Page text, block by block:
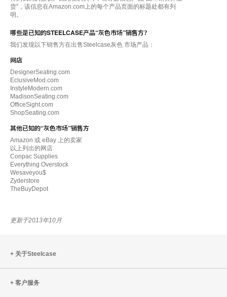
货”，该信息在Amazon.com上的每个产品页面的标题处都有列
明。
哪些是已知的STEELCASE产品“灰色市场”销售方？
我们发现以下销售方在出售Steelcase灰色 市场产品：
网店
DesignerSeating.com
EclusiveMod.com
InstyleModern.com
MadisonSeating.com
OfficeSight.com
ShopSeating.com
其他已知的“灰色市场”销售方
Amazon 或 eBay 上的卖家
以上列出的网店
Conpac Supplies
Everything Overstock
Wesaveyou$
Zyderstore
TheBuyDepot
更新于2013年10月
关于Steelcase
客户服务